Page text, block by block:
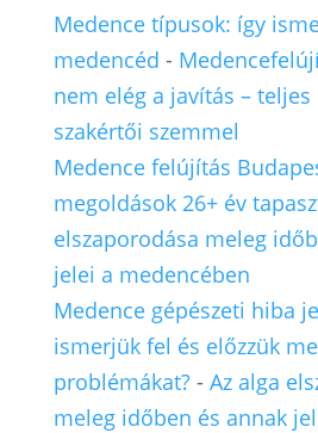
Medence típusok: így
medencéd -
nem elég a javítás –
szakértői szemmel
Medence felújítás
megoldások 26+ év
elszaporodása meleg
jelei a medencében
Medence gépészeti hiba
ismerjük fel és előzzük
problémákat?- Az alga
meleg időben és annak